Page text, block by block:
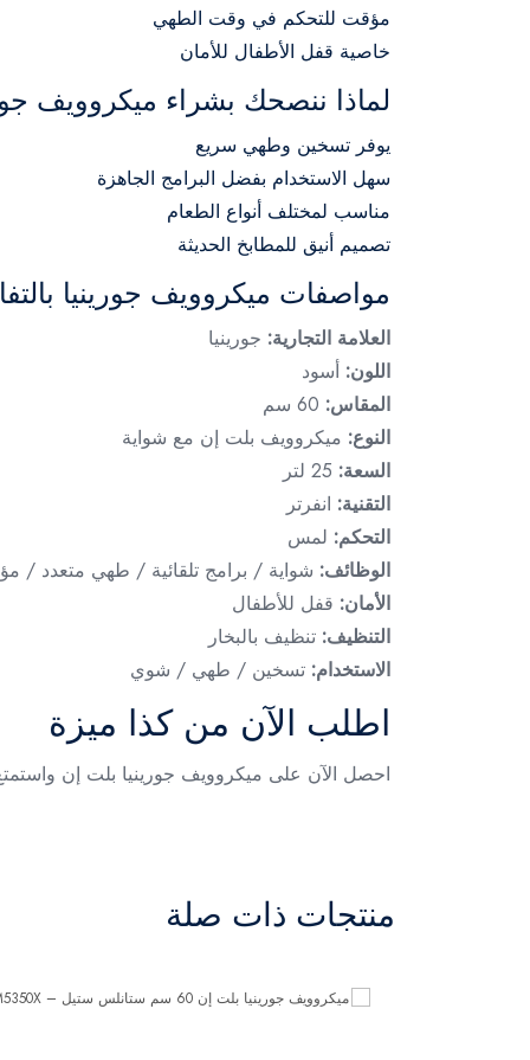
مؤقت للتحكم في وقت الطهي
خاصية قفل الأطفال للأمان
لماذا ننصحك بشراء ميكروويف
يوفر تسخين وطهي سريع
سهل الاستخدام بفضل البرامج الجاهزة
مناسب لمختلف أنواع الطعام
تصميم أنيق للمطابخ الحديثة
مواصفات ميكروويف جورينيا
العلامة التجارية: جورينيا
اللون: أسود
المقاس:
النوع: ميكروويف بلت إن مع شواية
السعة:
التقنية: انفرتر
التحكم: لمس
الوظائف: شواية / برامج تلقائية / طهي متعدد /
الأمان: قفل للأطفال
التنظيف: تنظيف بالبخار
الاستخدام: تسخين / طهي / شوي
اطلب الآن من كذا ميزة
احصل الآن على ميكروويف جورينيا بلت إن
منتجات ذات صلة